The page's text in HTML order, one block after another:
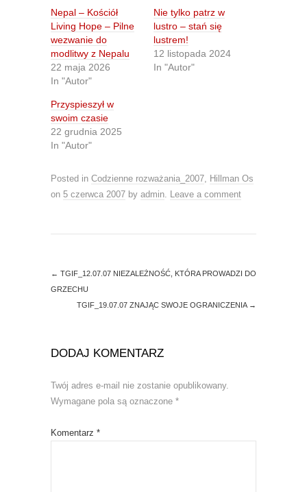
h
a
r
e
o
n
T
w
i
t
e
r
(
O
p
e
i
n
n
e
)
h
a
r
e
n
F
a
o
o
(
s
i
n
n
w
Nepal – Kościół
Living Hope – Pilne
wezwanie do
modlitwy z Nepalu
22 maja 2026
In "Autor"
Nie tylko patrz w
lustro – stań się
lustrem!
12 listopada 2024
In "Autor"
Przyspieszył w
swoim czasie
22 grudnia 2025
In "Autor"
Posted in Codzienne rozważania_2007, Hillman Os
on 5 czerwca 2007 by admin. Leave a comment
← TGIF_12.07.07 NIEZALEŻNOŚĆ, KTÓRA PROWADZI DO
GRZECHU
TGIF_19.07.07 ZNAJĄC SWOJE OGRANICZENIA →
DODAJ KOMENTARZ
Twój adres e-mail nie zostanie opublikowany.
Wymagane pola są oznaczone *
Komentarz *